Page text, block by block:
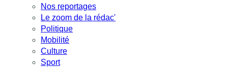
Nos reportages
Le zoom de la rédac'
Politique
Mobilité
Culture
Sport